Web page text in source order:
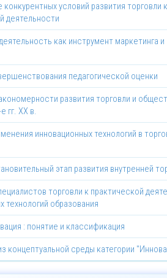
условий развития торговли
деятельности
как инструмент маркетинга
педагогической оценки
развития торговли и
гг. ХХ в.
инновационных технологий в
этап развития внутренней
торговли к практической
технологий образования
: понятие и классификация
концептуальной среды категории